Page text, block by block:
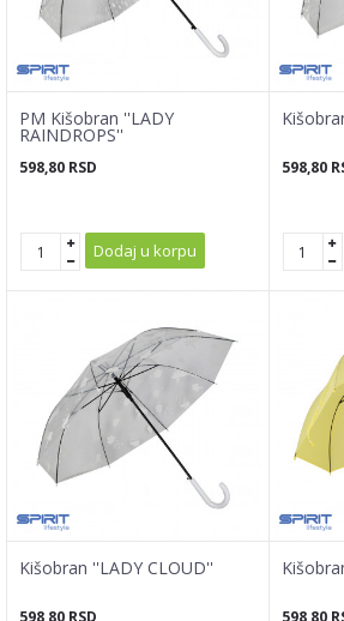
PM Kišobran ''LADY
RAINDROPS''
598,80 RSD
Dodaj u korpu
598,80
Kišobran ''LADY CLOUD''
598,80 RSD 598,80